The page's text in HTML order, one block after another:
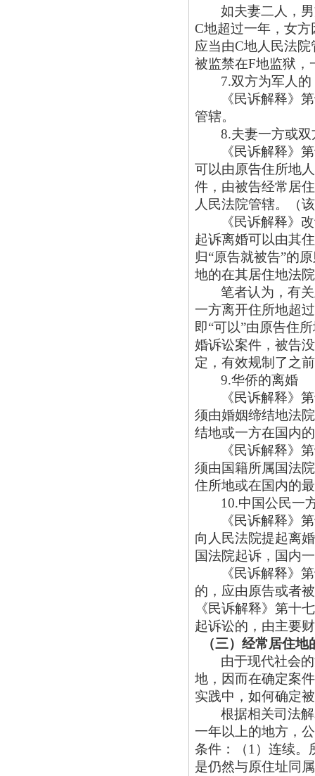
如夫妻二人，
C地超过一年，女
应当由C地人民法
被监禁在F地监狱，
7.双方为军人的
《民诉解释》
管辖。
8.夫妻一方或
《民诉解释》
可以由原告住所地
件，由被告经常居
人民法院管辖。（
《民诉解释》
起诉离婚可以由其
归“原告就被告”的
地的在其居住地法
笔者认为，有
一方离开住所地超
即“可以”由原告住
婚诉讼案件，被告
定，有效规制了之
9.华侨的离婚
《民诉解释》
须由婚姻缔结地法
结地或一方在国内
《民诉解释》
须由国籍所属国法
住所地或在国内的
10.中国公民一
《民诉解释》
向人民法院提起离
国法院起诉，国内
《民诉解释》
的，应由原告或者
《民诉解释》第十
起诉讼的，由主要
（三）经常居住地
由于现代社会
地，因而在确定案
实践中，如何确定
根据相关司法
一年以上的地方，
条件：（1）连续。
是仍然与原住址同